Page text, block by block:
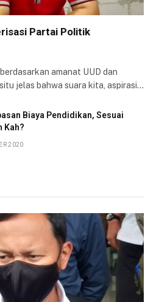
Partai Politik
amanat UUD dan
jelas bahwa suara kita, aspirasi…
Biaya Pendidikan, Sesuai
Kah?
2020